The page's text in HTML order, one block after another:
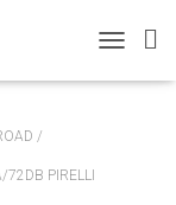
/
PIRELLI